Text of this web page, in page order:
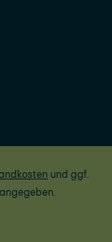
und ggf.